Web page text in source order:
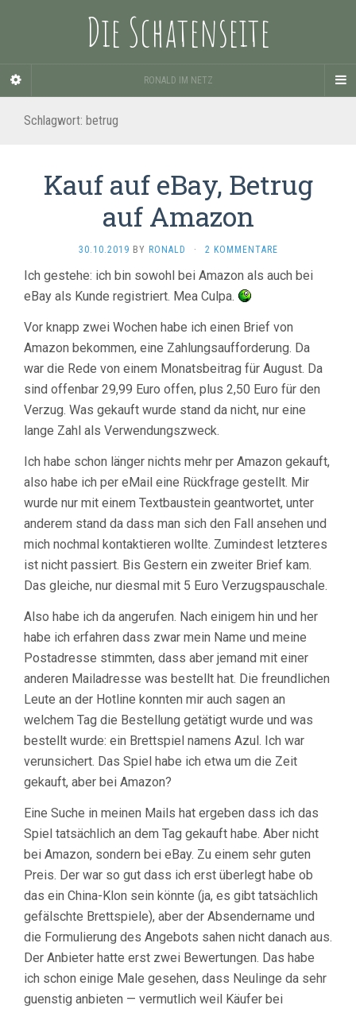
Die Schatenseite
RONALD IM NETZ
Schlagwort: betrug
Kauf auf eBay, Betrug
auf Amazon
30.10.2019 BY RONALD · 2 KOMMENTARE
Ich gestehe: ich bin sowohl bei Amazon als auch bei
eBay als Kunde registriert. Mea Culpa.
Vor knapp zwei Wochen habe ich einen Brief von
Amazon bekommen, eine Zahlungsaufforderung. Da
war die Rede von einem Monatsbeitrag für August. Da
sind offenbar 29,99 Euro offen, plus 2,50 Euro für den
Verzug. Was gekauft wurde stand da nicht, nur eine
lange Zahl als Verwendungszweck.
Ich habe schon länger nichts mehr per Amazon gekauft,
also habe ich per eMail eine Rückfrage gestellt. Mir
wurde nur mit einem Textbaustein geantwortet, unter
anderem stand da dass man sich den Fall ansehen und
mich nochmal kontaktieren wollte. Zumindest letzteres
ist nicht passiert. Bis Gestern ein zweiter Brief kam.
Das gleiche, nur diesmal mit 5 Euro Verzugspauschale.
Also habe ich da angerufen. Nach einigem hin und her
habe ich erfahren dass zwar mein Name und meine
Postadresse stimmten, dass aber jemand mit einer
anderen Mailadresse was bestellt hat. Die freundlichen
Leute an der Hotline konnten mir auch sagen an
welchem Tag die Bestellung getätigt wurde und was
bestellt wurde: ein Brettspiel namens Azul. Ich war
verunsichert. Das Spiel habe ich etwa um die Zeit
gekauft, aber bei Amazon?
Eine Suche in meinen Mails hat ergeben dass ich das
Spiel tatsächlich an dem Tag gekauft habe. Aber nicht
bei Amazon, sondern bei eBay. Zu einem sehr guten
Preis. Der war so gut dass ich erst überlegt habe ob
das ein China-Klon sein könnte (ja, es gibt tatsächlich
gefälschte Brettspiele), aber der Absendername und
die Formulierung des Angebots sahen nicht danach aus.
Der Anbieter hatte erst zwei Bewertungen. Das habe
ich schon einige Male gesehen, dass Neulinge da sehr
guenstig anbieten — vermutlich weil Käufer bei